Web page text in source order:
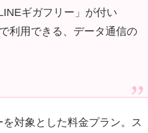
ギガフリー」が付い
利用できる、データ通信の
対象とした料金プラン。ス